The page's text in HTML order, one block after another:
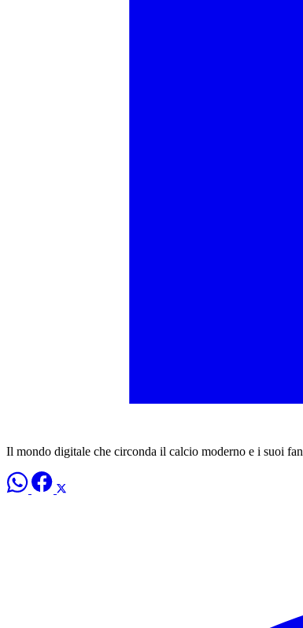
Il mondo digitale che circonda il calcio moderno e i suoi fan